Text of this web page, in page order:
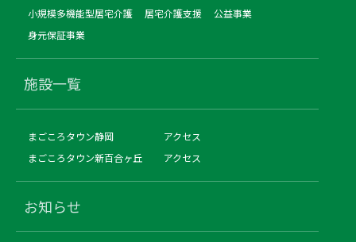
小規模多機能型居宅介護
居宅介護支援
公益事業
身元保証事業
施設一覧
まごころタウン静岡
アクセス
まごころタウン新百合ヶ丘
アクセス
お知らせ